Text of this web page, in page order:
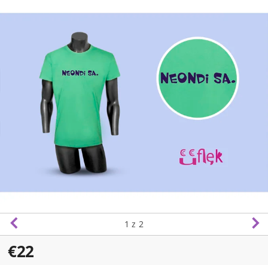
1 z 2
€22